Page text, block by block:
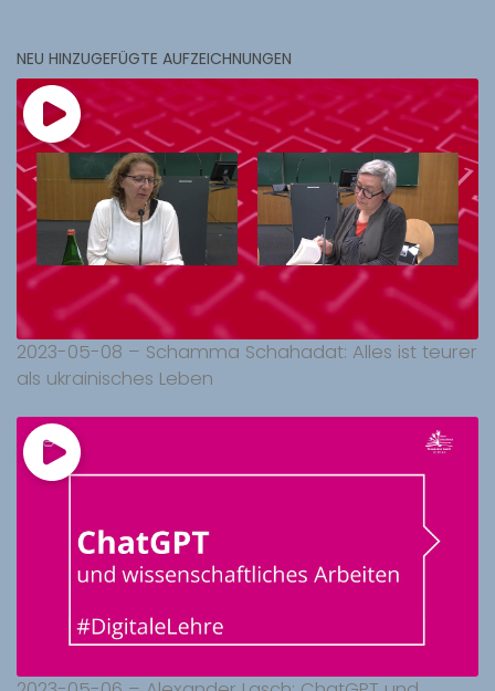
NEU HINZUGEFÜGTE AUFZEICHNUNGEN
2023-05-08 – Schamma Schahadat: Alles ist teurer
als ukrainisches Leben